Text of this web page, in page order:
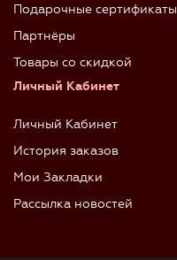
Подарочные сертификаты
Партнёры
Товары со скидкой
Личный Кабинет
Личный Кабинет
История заказов
Мои Закладки
Рассылка новостей